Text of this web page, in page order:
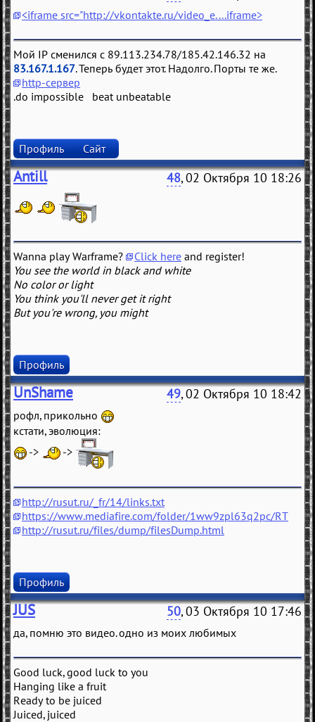
<iframe src="http://vkontakte.ru/video_e....iframe>
Мой IP сменился с 89.113.234.78/185.42.146.32 на
83.167.1.167. Теперь будет этот. Надолго. Порты те же.
http-сервер
.do impossible beat unbeatable
Профиль Сайт
Antill 48, 02 Октября 10 18:26
Wanna play Warframe? Click here and register!
You see the world in black and white
No color or light
You think you'll never get it right
But you're wrong, you might
Профиль
UnShame 49, 02 Октября 10 18:42
рофл, прикольно
кстати, эволюция:
->
->
http://rusut.ru/_fr/14/links.txt
https://www.mediafire.com/folder/1ww9zpl63q2pc/RT
http://rusut.ru/files/dump/filesDump.html
Профиль
JUS 50, 03 Октября 10 17:46
да, помню это видео. одно из моих любимых
Good luck, good luck to you
Hanging like a fruit
Ready to be juiced
Juiced, juiced